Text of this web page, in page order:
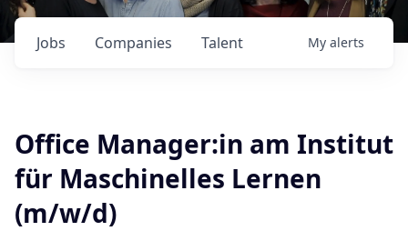
Jobs Companies Talent My alerts
Office Manager:in am Institut
für Maschinelles Lernen
(m/w/d)